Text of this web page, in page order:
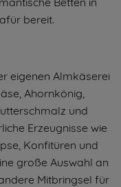
bereit.
eigenen Almkäserei
Ahornkönig,
und
Erzeugnisse wie
Konfitüren und
große Auswahl an
Mitbringsel für